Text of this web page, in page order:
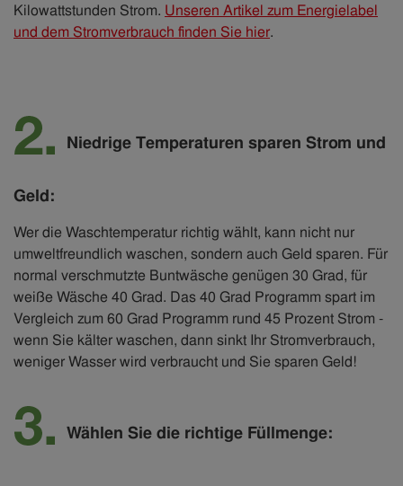
Kilowattstunden Strom. Unseren Artikel zum Energielabel
und dem Stromverbrauch finden Sie hier.
Niedrige Temperaturen sparen Strom und
Geld:
Wer die Waschtemperatur richtig wählt, kann nicht nur
umweltfreundlich waschen, sondern auch Geld sparen. Für
normal verschmutzte Buntwäsche genügen 30 Grad, für
weiße Wäsche 40 Grad. Das 40 Grad Programm spart im
Vergleich zum 60 Grad Programm rund 45 Prozent Strom -
wenn Sie kälter waschen, dann sinkt Ihr Stromverbrauch,
weniger Wasser wird verbraucht und Sie sparen Geld!
Wählen Sie die richtige Füllmenge: